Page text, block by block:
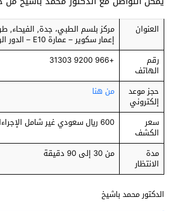
العنوان مركز بلسم الطبي، جدة, الفيحاء,
إعمار سكوير – عمارة E10 – الدور الرابع
رقم
الهاتف
+966 9200 31303
حجز موعد
إلكتروني
من هنا
سعر
الكشف
600 ريال سعودي غير شامل الإجراءات
مدة
الانتظار
من 30 إلى 90 دقيقة
الدكتور محمد باشيخ